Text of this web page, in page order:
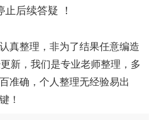
后续答疑 ！
真整理，非为了结果任意编造
新，我们是专业老师整理，多
准确，个人整理无经验易出
！